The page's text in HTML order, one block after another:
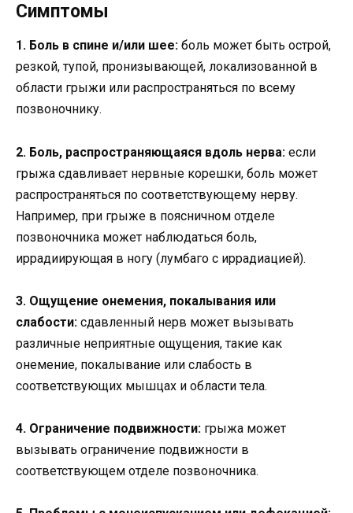
Симптомы
1. Боль в спине и/или шее: боль может быть острой,
резкой, тупой, пронизывающей, локализованной в
области грыжи или распространяться по всему
позвоночнику.
2. Боль, распространяющаяся вдоль нерва: если
грыжа сдавливает нервные корешки, боль может
распространяться по соответствующему нерву.
Например, при грыже в поясничном отделе
позвоночника может наблюдаться боль,
иррадиирующая в ногу (лумбаго с иррадиацией).
3. Ощущение онемения, покалывания или
слабости: сдавленный нерв может вызывать
различные неприятные ощущения, такие как
онемение, покалывание или слабость в
соответствующих мышцах и области тела.
4. Ограничение подвижности: грыжа может
вызывать ограничение подвижности в
соответствующем отделе позвоночника.